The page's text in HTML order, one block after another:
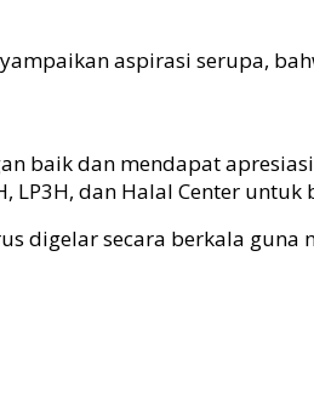
aspirasi serupa,
baik dan mendapat
LP3H, dan Halal Center
digelar secara berkala